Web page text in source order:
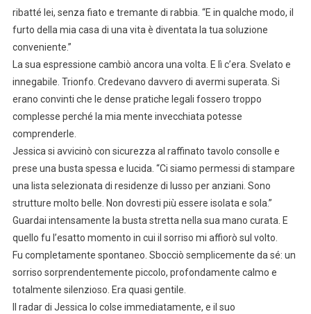
ribatté lei, senza fiato e tremante di rabbia. “E in qualche modo, il
furto della mia casa di una vita è diventata la tua soluzione
conveniente.”
La sua espressione cambiò ancora una volta. E lì c’era. Svelato e
innegabile. Trionfo. Credevano davvero di avermi superata. Si
erano convinti che le dense pratiche legali fossero troppo
complesse perché la mia mente invecchiata potesse
comprenderle.
Jessica si avvicinò con sicurezza al raffinato tavolo consolle e
prese una busta spessa e lucida. “Ci siamo permessi di stampare
una lista selezionata di residenze di lusso per anziani. Sono
strutture molto belle. Non dovresti più essere isolata e sola.”
Guardai intensamente la busta stretta nella sua mano curata. E
quello fu l’esatto momento in cui il sorriso mi affiorò sul volto.
Fu completamente spontaneo. Sbocciò semplicemente da sé: un
sorriso sorprendentemente piccolo, profondamente calmo e
totalmente silenzioso. Era quasi gentile.
Il radar di Jessica lo colse immediatamente, e il suo